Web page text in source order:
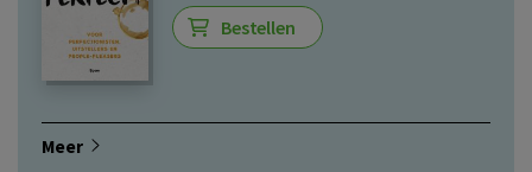
Bestellen
Meer